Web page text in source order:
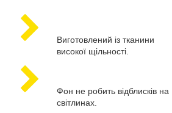
Виготовлений із тканини
високої щільності.
Фон не робить відблисків на
світлинах.